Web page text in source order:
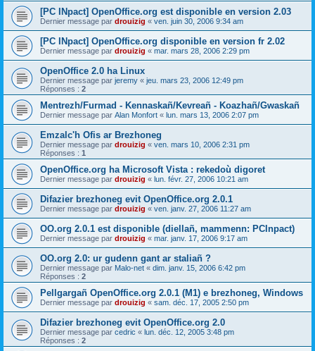
[PC INpact] OpenOffice.org est disponible en version 2.03
Dernier message par drouizig « ven. juin 30, 2006 9:34 am
[PC INpact] OpenOffice.org disponible en version fr 2.02
Dernier message par drouizig « mar. mars 28, 2006 2:29 pm
OpenOffice 2.0 ha Linux
Dernier message par jeremy « jeu. mars 23, 2006 12:49 pm
Réponses : 2
Mentrezh/Furmad - Kennaskañ/Kevreañ - Koazhañ/Gwaskañ
Dernier message par Alan Monfort « lun. mars 13, 2006 2:07 pm
Emzalc'h Ofis ar Brezhoneg
Dernier message par drouizig « ven. mars 10, 2006 2:31 pm
Réponses : 1
OpenOffice.org ha Microsoft Vista : rekedoù digoret
Dernier message par drouizig « lun. févr. 27, 2006 10:21 am
Difazier brezhoneg evit OpenOffice.org 2.0.1
Dernier message par drouizig « ven. janv. 27, 2006 11:27 am
OO.org 2.0.1 est disponible (diellañ, mammenn: PCInpact)
Dernier message par drouizig « mar. janv. 17, 2006 9:17 am
OO.org 2.0: ur gudenn gant ar staliañ ?
Dernier message par Malo-net « dim. janv. 15, 2006 6:42 pm
Réponses : 2
Pellgargañ OpenOffice.org 2.0.1 (M1) e brezhoneg, Windows
Dernier message par drouizig « sam. déc. 17, 2005 2:50 pm
Difazier brezhoneg evit OpenOffice.org 2.0
Dernier message par cedric « lun. déc. 12, 2005 3:48 pm
Réponses : 2